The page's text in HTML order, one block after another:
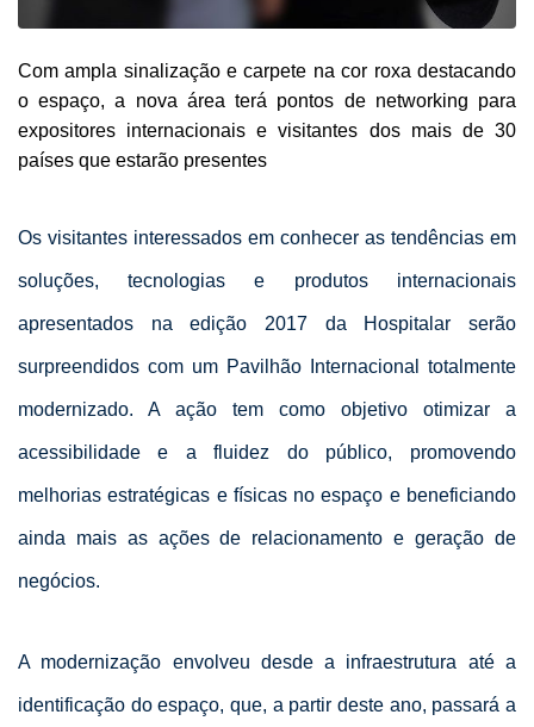
Com ampla sinalização e carpete na cor roxa destacando
o espaço, a nova área terá pontos de networking para
expositores internacionais e visitantes dos mais de 30
países que estarão presentes
Os visitantes interessados em conhecer as tendências em
soluções, tecnologias e produtos internacionais
apresentados na edição 2017 da Hospitalar serão
surpreendidos com um Pavilhão Internacional totalmente
modernizado. A ação tem como objetivo otimizar a
acessibilidade e a fluidez do público, promovendo
melhorias estratégicas e físicas no espaço e beneficiando
ainda mais as ações de relacionamento e geração de
negócios.
A modernização envolveu desde a infraestrutura até a
identificação do espaço, que, a partir deste ano, passará a